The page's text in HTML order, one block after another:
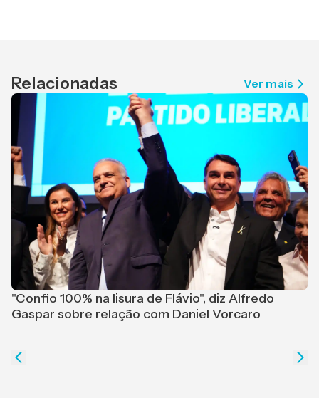
Relacionadas Ver mais
"Confio 100% na lisura de Flávio", diz Alfredo
Gaspar sobre relação com Daniel Vorcaro